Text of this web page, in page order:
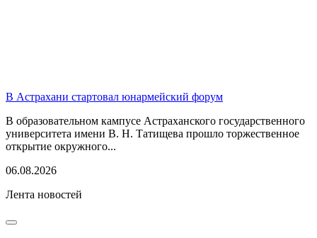
В Астрахани стартовал юнармейский форум
В образовательном кампусе Астраханского государственного
университета имени В. Н. Татищева прошло торжественное
открытие окружного...
06.08.2026
Лента новостей